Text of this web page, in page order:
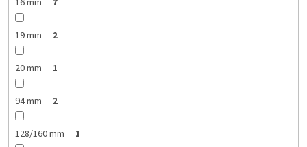
16 mm 7
19 mm 2
20 mm 1
94 mm 2
128/160 mm 1